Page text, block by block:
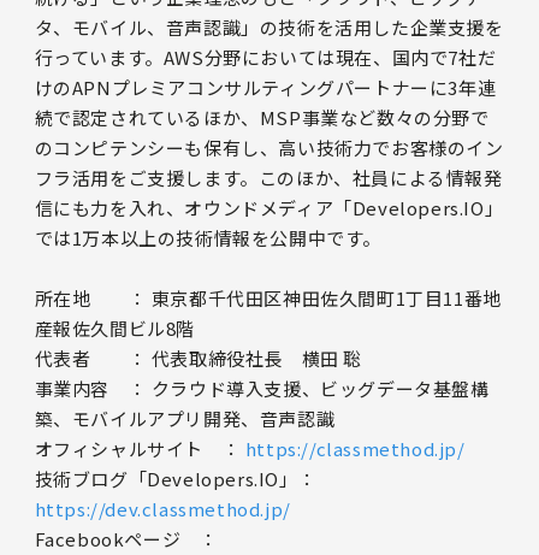
タ、モバイル、音声認識」の技術を活用した企業支援を
行っています。AWS分野においては現在、国内で7社だ
けのAPNプレミアコンサルティングパートナーに3年連
続で認定されているほか、MSP事業など数々の分野で
のコンピテンシーも保有し、高い技術力でお客様のイン
フラ活用をご支援します。このほか、社員による情報発
信にも力を入れ、オウンドメディア「Developers.IO」
では1万本以上の技術情報を公開中です。
所在地 ： 東京都千代田区神田佐久間町1丁目11番地
産報佐久間ビル8階
代表者 ： 代表取締役社長 横田 聡
事業内容 ： クラウド導入支援、ビッグデータ基盤構
築、モバイルアプリ開発、音声認識
オフィシャルサイト ： https://classmethod.jp/
技術ブログ「Developers.IO」：
https://dev.classmethod.jp/
Facebookページ ：